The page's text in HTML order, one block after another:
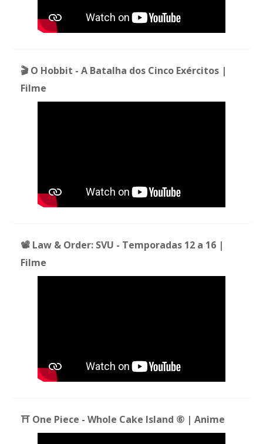
🎬 O Hobbit - A Batalha dos Cinco Exércitos |
Filme
📽️ Law & Order: SVU - Temporadas 12 a 16 |
Filme
⛩️ One Piece - Whole Cake Island ⑥ | Anime